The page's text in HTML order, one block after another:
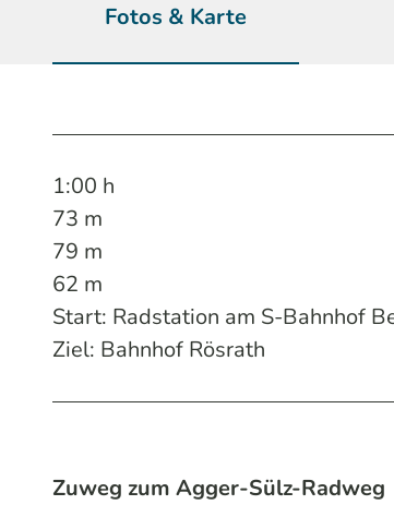
Fotos & Karte
1:00 h
73 m
79 m
62 m
Start: Radstation am S-Bahnhof
Ziel: Bahnhof Rösrath
Zuweg zum Agger-Sülz-Radweg